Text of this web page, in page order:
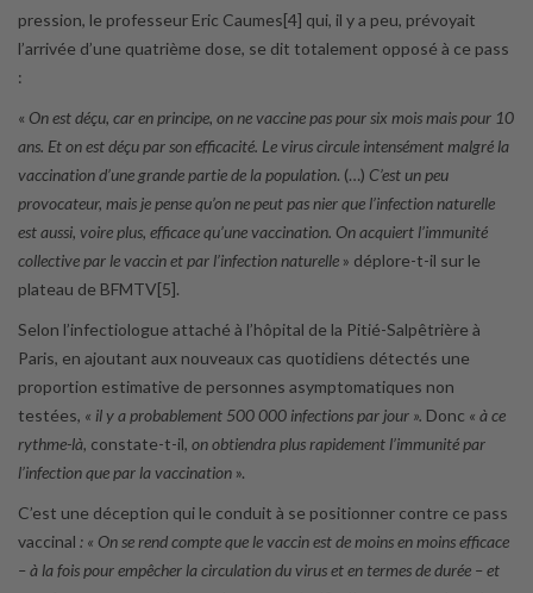
pression, le professeur Eric Caumes[4] qui, il y a peu, prévoyait
l’arrivée d’une quatrième dose, se dit totalement opposé à ce pass
:
« On est déçu, car en principe, on ne vaccine pas pour six mois mais pour 10
ans. Et on est déçu par son efficacité. Le virus circule intensément malgré la
vaccination d’une grande partie de la population. (…) C’est un peu
provocateur, mais je pense qu’on ne peut pas nier que l’infection naturelle
est aussi, voire plus, efficace qu’une vaccination. On acquiert l’immunité
collective par le vaccin et par l’infection naturelle » déplore-t-il sur le
plateau de BFMTV[5].
Selon l’infectiologue attaché à l’hôpital de la Pitié-Salpêtrière à
Paris, en ajoutant aux nouveaux cas quotidiens détectés une
proportion estimative de personnes asymptomatiques non
testées, « il y a probablement 500 000 infections par jour ». Donc « à ce
rythme-là, constate-t-il, on obtiendra plus rapidement l’immunité par
l’infection que par la vaccination ».
C’est une déception qui le conduit à se positionner contre ce pass
vaccinal : « On se rend compte que le vaccin est de moins en moins efficace
– à la fois pour empêcher la circulation du virus et en termes de durée – et